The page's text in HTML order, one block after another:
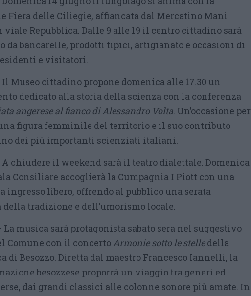
Fiera delle Ciliegie, affiancata dal Mercatino Mani
viale Repubblica. Dalle 9 alle 19 il centro cittadino sarà
da bancarelle, prodotti tipici, artigianato e occasioni di
e visitatori.
Il Museo cittadino propone domenica alle 17.30 un
dedicato alla storia della scienza con la conferenza
angerese al fianco di Alessandro Volta. Un’occasione per
figura femminile del territorio e il suo contributo
dei più importanti scienziati italiani.
A chiudere il weekend sarà il teatro dialettale. Domenica
Consiliare accoglierà la Cumpagnia I Piott con una
ingresso libero, offrendo al pubblico una serata
della tradizione e dell’umorismo locale.
La musica sarà protagonista sabato sera nel suggestivo
Comune con il concerto Armonie sotto le stelledella
di Besozzo. Diretta dal maestro Francesco Iannelli, la
besozzese proporrà un viaggio tra generi ed
dai grandi classici alle colonne sonore più amate. In